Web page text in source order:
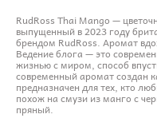
RudRoss Thai Mango —
выпущенный в 2023 году
брендом RudRoss. Аромат
Ведение блога — это
жизнью с миром, способ
современный аромат создан
предназначен для тех, кто
похож на смузи из манго с
пряный.